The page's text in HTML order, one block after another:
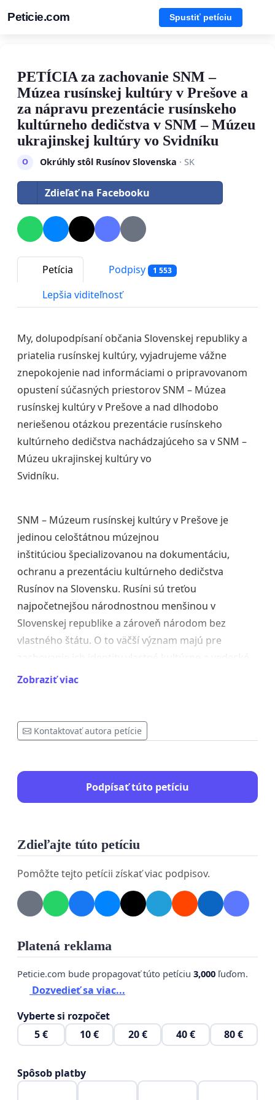
Peticie.com Spustiť petíciu
PETÍCIA za zachovanie SNM –
Múzea rusínskej kultúry v Prešove a
za nápravu prezentácie rusínskeho
kultúrneho dedičstva v SNM – Múzeu
ukrajinskej kultúry vo Svidníku
O Okrúhly stôl Rusínov Slovenska · SK
Zdieľať na Facebooku
Petícia Podpisy 1 553
Lepšia viditeľnosť
My, dolupodpísaní občania Slovenskej republiky a
priatelia rusínskej kultúry, vyjadrujeme vážne
znepokojenie nad informáciami o pripravovanom
opustení súčasných priestorov SNM – Múzea
rusínskej kultúry v Prešove a nad dlhodobo
neriešenou otázkou prezentácie rusínskeho
kultúrneho dedičstva nachádzajúceho sa v SNM –
Múzeu ukrajinskej kultúry vo
Svidníku.
SNM – Múzeum rusínskej kultúry v Prešove je
jedinou celoštátnou múzejnou
inštitúciou špecializovanou na dokumentáciu,
ochranu a prezentáciu kultúrneho dedičstva
Rusínov na Slovensku. Rusíni sú treťou
najpočetnejšou národnostnou menšinou v
Slovenskej republike a zároveň národom bez
vlastného štátu. O to väčší význam majú pre
inštitúcie.
Za neprijateľné považujeme, aby bolo múzeum
presunuté do dočasných alebo
neumožňovali plnohodnotné vykonávanie
jeho zákonných funkcií, najmä vedecko-výskumnej,
zbierkotvornej, dokumentačnej, prezentačnej a
mohol viesť k faktickému oslabeniu alebo
postupnej likvidácii jednej z najvýznamnejších
kultúrnych inštitúcií rusínskej
národnostnej menšiny.
SNM – Múzeu ukrajinskej kultúry vo Svidníku, kde je
prevažná väčšina kultúrneho dedičstva
pochádzajúceho z rusínskeho prostredia dodnes
historický pozostatok obdobia socializmu, kedy
bola rusínska národnosť zrušená, a ktorý si
riešenie v súlade s právom príslušníkov
Zobraziť viac
Kontaktovať autora petície
Podpísať túto petíciu
Zdieľajte túto petíciu
Pomôžte tejto petícii získať viac podpisov.
Platená reklama
Peticie.com bude propagovať túto petíciu 3,000 ľuďom.
Dozvedieť sa viac...
Vyberte si rozpočet
5 €
10 € 20 € 40 € 80 €
Spôsob platby